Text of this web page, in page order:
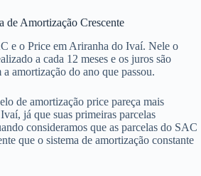
de Amortização Crescente
e o Price em Ariranha do Ivaí. Nele o
a cada 12 meses e os juros são
amortização do ano que passou.
de amortização price pareça mais
já que suas primeiras parcelas
consideramos que as parcelas do SAC
que o sistema de amortização constante